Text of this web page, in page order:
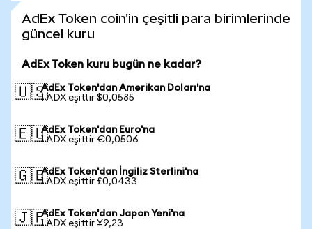
AdEx Token coin'in çeşitli para birimlerinde
güncel kuru
AdEx Token kuru bugün ne kadar?
🇺🇸AdEx Token'dan Amerikan Doları'na
1 ADX eşittir $0,0585
🇪🇺AdEx Token'dan Euro'na
1 ADX eşittir €0,0506
🇬🇧AdEx Token'dan İngiliz Sterlini'na
1 ADX eşittir £0,0433
🇯🇵AdEx Token'dan Japon Yeni'na
1 ADX eşittir ¥9,23